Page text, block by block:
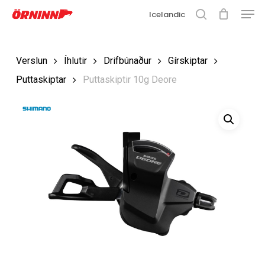
Fara
Icelandic
Verslun Íhlutir Drifbúnaður
Gírskiptar
Puttaskiptar
Puttaskiptir 10g Deore